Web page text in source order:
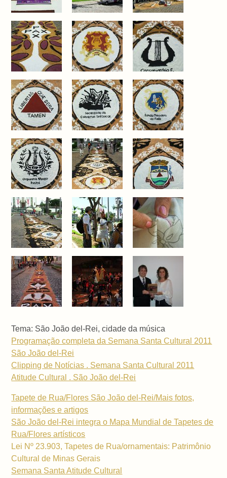
Tema: São João del-Rei, cidade da música
Programação completa da Semana Santa Cultural 2011
São João del-Rei
Clipping de Notícias . Semana Santa Cultural 2011
Atitude Cultural . São João del-Rei
Tapete de Rua/Flores São João del-Rei/Mais fotos,
informações e artigos
São João del-Rei integra o Mapa Mundial de Tapetes de
Rua/Flores artísticos
Lei Nº 23.903, Tapetes de Rua/ornamentais: Patrimônio
Cultural de Minas Gerais
Semana Santa Atitude Cultural